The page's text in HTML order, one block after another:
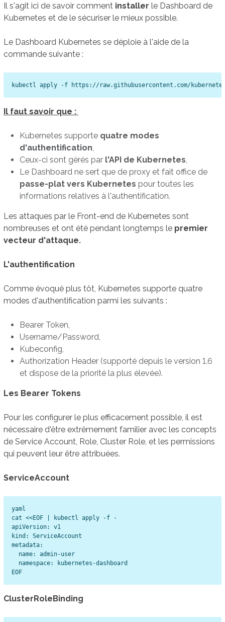
Il s'agit ici de savoir comment installer le Dashboard de
Kubernetes et de le sécuriser le mieux possible.
Le Dashboard Kubernetes se déploie à l'aide de la
commande suivante :
kubectl apply -f https://raw.githubusercontent.com/
Il faut savoir que :
Kubernetes supporte quatre modes
d'authentification
Ceux-ci sont gérés par l'API de Kubernetes
Le Dashboard ne sert que de proxy et fait office de
passe-plat vers Kubernetes pour toutes les
informations relatives à l'authentification.
Les attaques par le Front-end de Kubernetes sont
nombreuses et ont été pendant longtemps le premier
vecteur d'attaque.
L'authentification
Comme évoqué plus tôt, Kubernetes supporte quatre
modes d'authentification parmi les suivants :
Bearer Token,
Username/Password,
Kubeconfig,
Authorization Header (supporté depuis le version 1.6
et dispose de la priorité la plus élevée).
Les Bearer Tokens
Pour les configurer le plus efficacement possible, il est
nécessaire d'être extrêmement familier avec les concepts
de Service Account, Role, Cluster Role, et les permissions
qui peuvent leur être attribuées.
ServiceAccount
yaml
cat <<EOF | kubectl apply -f -
apiVersion: v1
kind: ServiceAccount
metadata:
  name: admin-user
  namespace: kubernetes-dashboard
ClusterRoleBinding